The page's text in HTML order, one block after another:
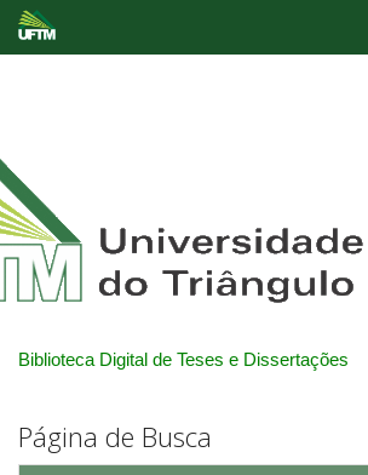
Biblioteca Digital de Teses e Dissertações
Página de Busca